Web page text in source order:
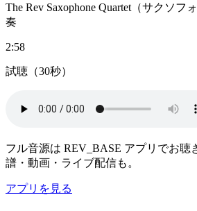
The Rev Saxophone Quartet（サクソフ
奏
2:58
試聴（30秒）
フル音源は REV_BASE アプリでお聴
譜・動画・ライブ配信も。
アプリを見る